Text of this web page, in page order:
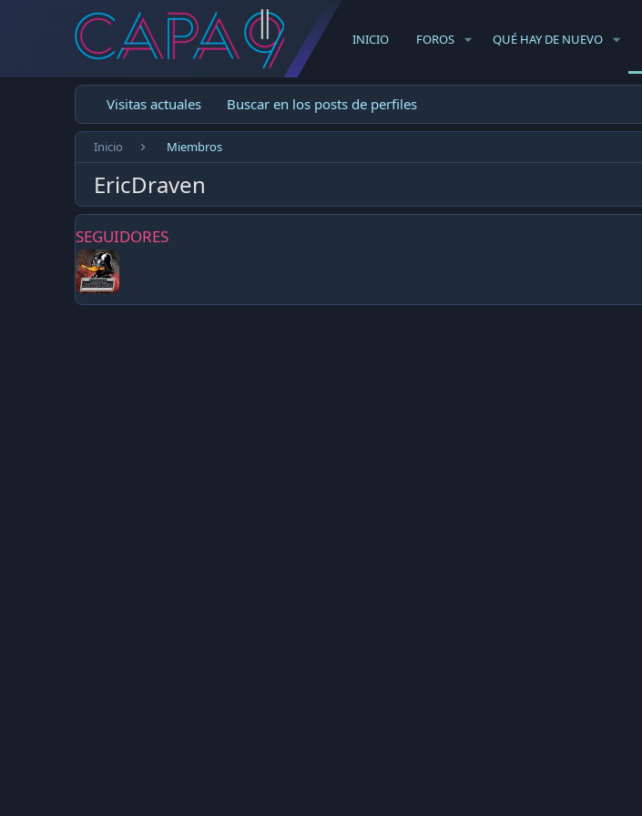
INICIO FOROS QUÉ HAY DE NUEVO
Visitas actuales Buscar en los posts de perfiles
Inicio Miembros
EricDraven
SEGUIDORES